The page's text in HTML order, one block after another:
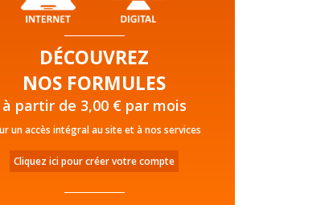
DÉCOUVREZ
NOS FORMULES
à partir de 3,00 € par mois
un accès intégral au site et à nos services
Cliquez ici pour créer votre compte